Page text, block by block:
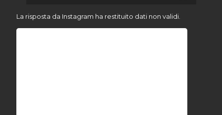
La risposta da Instagram ha restituito dati non validi.